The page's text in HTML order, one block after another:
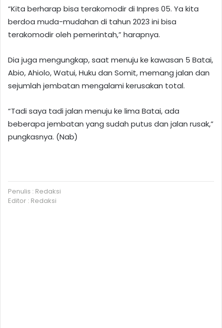
“Kita berharap bisa terakomodir di Inpres 05. Ya kita
berdoa muda-mudahan di tahun 2023 ini bisa
terakomodir oleh pemerintah,” harapnya.
Dia juga mengungkap, saat menuju ke kawasan 5 Batai,
Abio, Ahiolo, Watui, Huku dan Somit, memang jalan dan
sejumlah jembatan mengalami kerusakan total.
“Tadi saya tadi jalan menuju ke lima Batai, ada
beberapa jembatan yang sudah putus dan jalan rusak,”
pungkasnya. (Nab)
Penulis : Redaksi
Editor : Redaksi